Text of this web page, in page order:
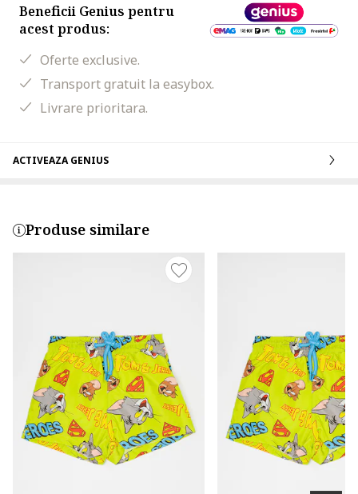
Beneficii Genius pentru
acest produs:
Oferte exclusive.
Transport gratuit la easybox.
Livrare prioritara.
ACTIVEAZA GENIUS
Produse similare